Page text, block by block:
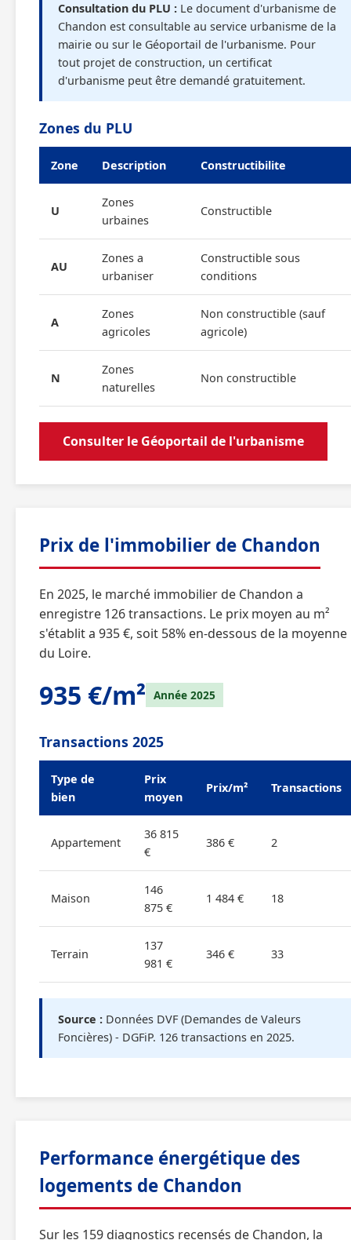
Consultation du PLU : Le document d'urbanisme de
Chandon est consultable au service urbanisme de la
mairie ou sur le Géoportail de l'urbanisme. Pour
tout projet de construction, un certificat
d'urbanisme peut être demandé gratuitement.
Zones du PLU
Zone Description Constructibilite
U
Zones
urbaines
Constructible
AU
Zones a
urbaniser
Constructible sous
conditions
A
Zones
agricoles
Non constructible (sauf
agricole)
N
Zones
naturelles
Non constructible
Consulter le Géoportail de l'urbanisme
Prix de l'immobilier de Chandon
En 2025, le marché immobilier de Chandon a
enregistre 126 transactions. Le prix moyen au m²
s'établit a 935 €, soit 58% en-dessous de la moyenne
du Loire.
935 €/m² Année 2025
Transactions 2025
Type de
bien
Prix
moyen
Prix/m² Transactions
Appartement
36 815
€
386 € 2
Maison
146
875 €
1 484 € 18
Terrain
137
981 €
346 € 33
Source : Données DVF (Demandes de Valeurs
Foncières) - DGFiP. 126 transactions en 2025.
Performance énergétique des
logements de Chandon
Sur les 159 diagnostics recensés de Chandon, la